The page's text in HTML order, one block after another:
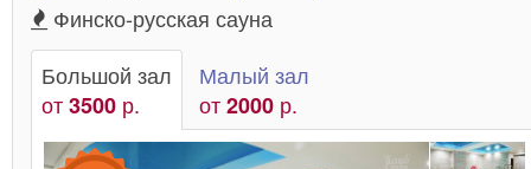
Финско-русская сауна
Большой зал
от3500 р.
Малый зал
от2000 р.